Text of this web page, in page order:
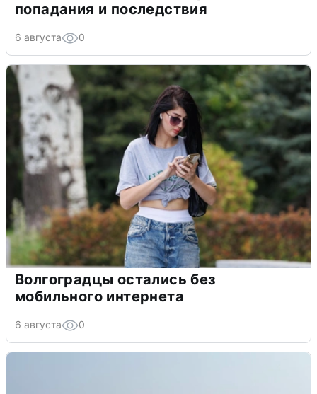
попадания и последствия
6 августа 0
Волгоградцы остались без
мобильного интернета
6 августа 0